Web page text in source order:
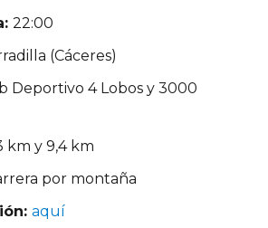
22:00
(Cáceres)
Deportivo 4 Lobos y 3000
km y 9,4 km
por montaña
aquí